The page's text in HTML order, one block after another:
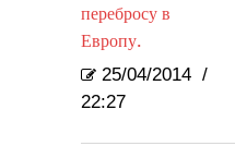
перебросу в
Европу.
25/04/2014 /
22:27